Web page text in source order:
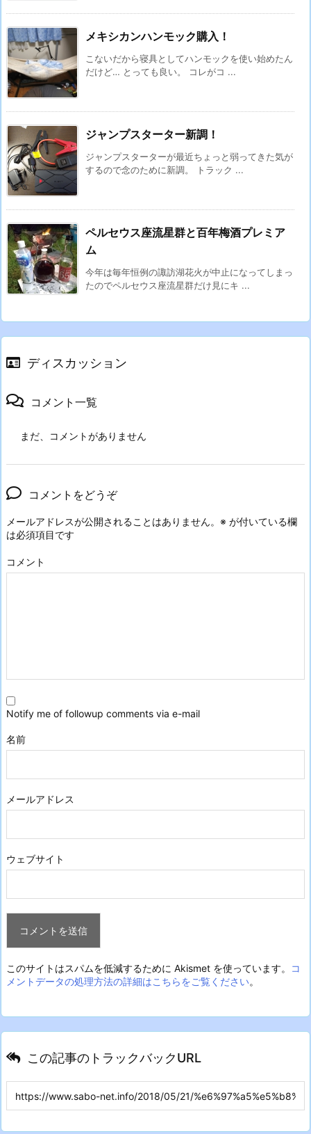
メキシカンハンモック購入！
こないだから寝具としてハンモックを使い始めたん
だけど… とっても良い。 コレがコ ...
ジャンプスターター新調！
ジャンプスターターが最近ちょっと弱ってきた気が
するので念のために新調。 トラック ...
ペルセウス座流星群と百年梅酒プレミア
ム
今年は毎年恒例の諏訪湖花火が中止になってしまっ
たのでペルセウス座流星群だけ見にキ ...
ディスカッション
コメント一覧
まだ、コメントがありません
コメントをどうぞ
メールアドレスが公開されることはありません。 ※ が付いている欄
は必須項目です
コメント
Notify me of followup comments via e-mail
名前
メールアドレス
ウェブサイト
このサイトはスパムを低減するために Akismet を使っています。
コ
メントデータの処理方法の詳細はこちらをご覧ください。
この記事のトラックバックURL